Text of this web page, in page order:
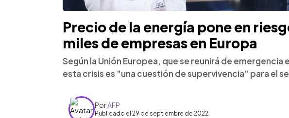
Precio de la energía pone en
miles de empresas en Europa
Según la Unión Europea, que se reunirá de emergencia
esta crisis es "una cuestión de supervivencia" para el
PorAFP
Publicado el 29 de septiembre de 2022